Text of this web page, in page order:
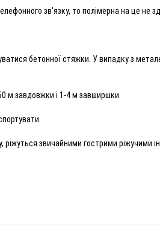
зв'язку, то полімерна на це не
бетонної стяжки. У випадку з
м завдовжки і 1-4 м завширшки.
звичайними гострими